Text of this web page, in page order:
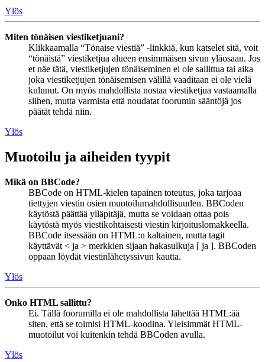
Ylös
Miten tönäisen viestiketjuani?
Klikkaamalla “Tönaise viestiä” -linkkiä, kun katselet sitä, voit
“tönäistä” viestiketjua alueen ensimmäisen sivun yläosaan. Jos
et näe tätä, viestiketjujen tönäiseminen ei ole sallittua tai aika
joka viestiketjujen tönäisemisen välillä vaaditaan ei ole vielä
kulunut. On myös mahdollista nostaa viestiketjua vastaamalla
siihen, mutta varmista että noudatat foorumin sääntöjä jos
päätät tehdä niin.
Ylös
Muotoilu ja aiheiden tyypit
Mikä on BBCode?
BBCode on HTML-kielen tapainen toteutus, joka tarjoaa
tiettyjen viestin osien muotoilumahdollisuuden. BBCoden
käytöstä päättää ylläpitäjä, mutta se voidaan ottaa pois
käytöstä myös viestikohtaisesti viestin kirjoituslomakkeella.
BBCode itsessään on HTML:n kaltainen, mutta tagit
käyttävät < ja > merkkien sijaan hakasulkuja [ ja ]. BBCoden
oppaan löydät viestinlähetyssivun kautta.
Ylös
Onko HTML sallittu?
Ei. Tällä foorumilla ei ole mahdollista lähettää HTML:ää
siten, että se toimisi HTML-koodina. Yleisimmät HTML-
muotoilut voi kuitenkin tehdä BBCoden avulla.
Ylös